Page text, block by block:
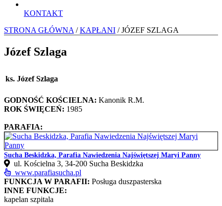
KONTAKT
STRONA GŁÓWNA /KAPŁANI / JÓZEF SZLAGA
Józef Szlaga
ks. Józef Szlaga
GODNOŚĆ KOŚCIELNA: Kanonik R.M.
ROK ŚWIĘCEŃ: 1985
PARAFIA:
Sucha Beskidzka, Parafia Nawiedzenia Najświętszej Maryi Panny
ul. Kościelna 3, 34-200 Sucha Beskidzka
www.parafiasucha.pl
FUNKCJA W PARAFII: Posługa duszpasterska
INNE FUNKCJE:
kapelan szpitala